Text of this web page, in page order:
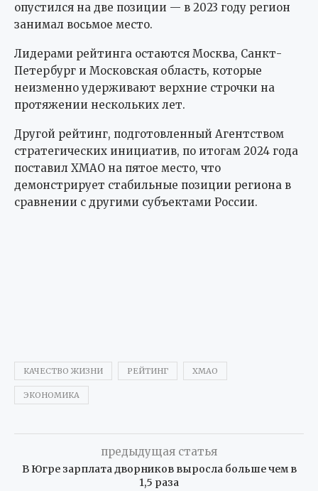
опустился на две позиции — в 2023 году регион
занимал восьмое место.
Лидерами рейтинга остаются Москва, Санкт-
Петербург и Московская область, которые
неизменно удерживают верхние строчки на
протяжении нескольких лет.
Другой рейтинг, подготовленный Агентством
стратегических инициатив, по итогам 2024 года
поставил ХМАО на пятое место, что
демонстрирует стабильные позиции региона в
сравнении с другими субъектами России.
КАЧЕСТВО ЖИЗНИ РЕЙТИНГ ХМАО
ЭКОНОМИКА
предыдущая статья
В Югре зарплата дворников выросла больше чем в
1,5 раза